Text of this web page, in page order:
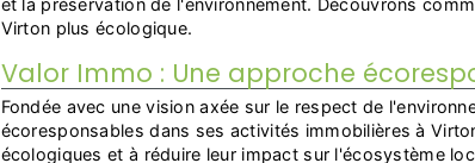
et la préservation de l'environnement. Découvrons
Virton plus écologique.
Valor Immo : Une approche
Fondée avec une vision axée sur le respect de
écoresponsables dans ses activités immobilières à
écologiques et à réduire leur impact sur l'écosystème